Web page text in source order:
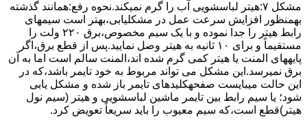
مشکل ۷:ﻫﯿﺘﺮ لباسشویی آب را ﮔﺮم نمیکند.نحوه رﻓﻊ:ﻫﻤﺎﻧﻨﺪ ﮔﺬﺷﺘﻪ
بهمنظور اﻓﺰاﯾﺶ ﺳﺮﻋﺖ ﻋﻤﻞ در مشکلیابی،بهتر است سیمهای
راﺑﻂ ﻫﯿﺘﺮ را ﺟﺪا ﻧﻤﻮده و ﺑﺎ ﯾﮏ ﺳﯿﻢ ﻣﺨﺼﻮص،برق ۲۲۰ ولت را
مستقیماً و برای ۱۰ ﺛﺎﻧﯿﻪ ﺑﻪ ﻫﯿﺘﺮ وصل نمایید.ﭘﺲ از ﻗﻄﻊ ﺑﺮق،اﮔﺮ
پایههای اﻟﻤﻨﺖ یا هیتر کمی ﮔﺮم ﺷﺪه اند،اﻟﻤﻨﺖ ﺳﺎﻟﻢ است اما ﺑﻪ آن
ﺑﺮق نمیرسد.اﯾﻦ ﻣﺸﮑﻞ می تواند مربوط به ﺧﻮد ﺗﺎﯾﻤﺮ باشد،ﮐﻪ در
این حالت میبایست صفحهکلیدهای ﺗﺎﯾﻤﺮ باز شده و مشکل یابی
شود؛ ﯾﺎ ﺳﯿﻢ راﺑﻂ ﺑﯿﻦ ﺗﺎﯾﻤﺮ ماشین لباسشویی و ﻫﯿﺘﺮ (سیم ﻧﻮل
ﻫﯿﺘﺮ)ﻗﻄﻊ اﺳﺖ،ﮐﻪ ﺳﯿﻢ ﻣﻌﯿﻮب را ﺑﺎﯾﺪ سریعاً ﺗﻌﻮﯾﺾ کرد.